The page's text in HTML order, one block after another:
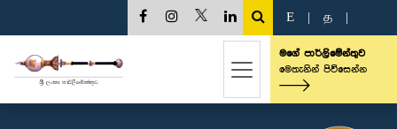
E த
මගේ පාර්ලිමේන්තුව
මෙතැනින් පිවිසෙන්න